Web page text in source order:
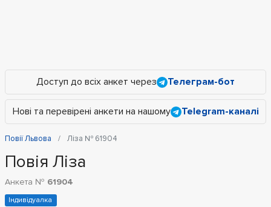
Доступ до всіх анкет через Телеграм-бот
Нові та перевірені анкети на нашому Telegram-каналі
Повії Львова Ліза № 61904
Повія Ліза
Анкета № 61904
Індивідуалка